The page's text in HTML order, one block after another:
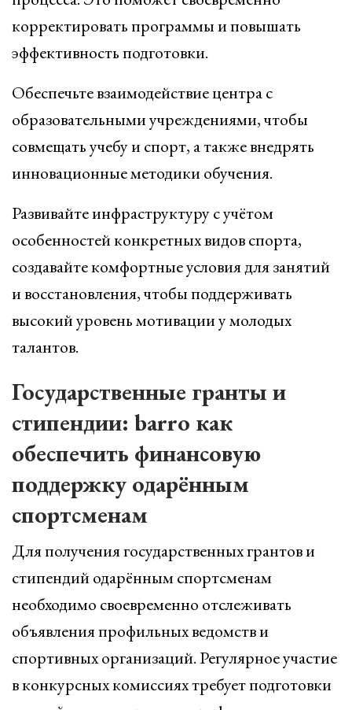
корректировать программы и повышать
эффективность подготовки.
Обеспечьте взаимодействие центра с
образовательными учреждениями, чтобы
совмещать учебу и спорт, а также внедрять
инновационные методики обучения.
Развивайте инфраструктуру с учётом
особенностей конкретных видов спорта,
создавайте комфортные условия для занятий
и восстановления, чтобы поддерживать
высокий уровень мотивации у молодых
талантов.
Государственные гранты и
стипендии: barro как
обеспечить финансовую
поддержку одарённым
спортсменам
Для получения государственных грантов и
стипендий одарённым спортсменам
необходимо своевременно отслеживать
объявления профильных ведомств и
спортивных организаций. Регулярное участие
в конкурсных комиссиях требует подготовки